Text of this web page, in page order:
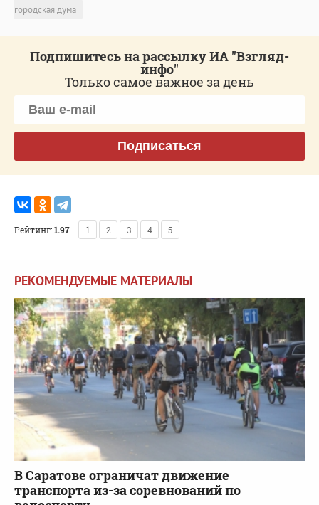
городская дума
Подпишитесь на рассылку ИА "Взгляд-
инфо"
Только самое важное за день
Подписаться
Рейтинг:1.97 1 2 3 4 5
РЕКОМЕНДУЕМЫЕ МАТЕРИАЛЫ
В Саратове ограничат движение
транспорта из-за соревнований по